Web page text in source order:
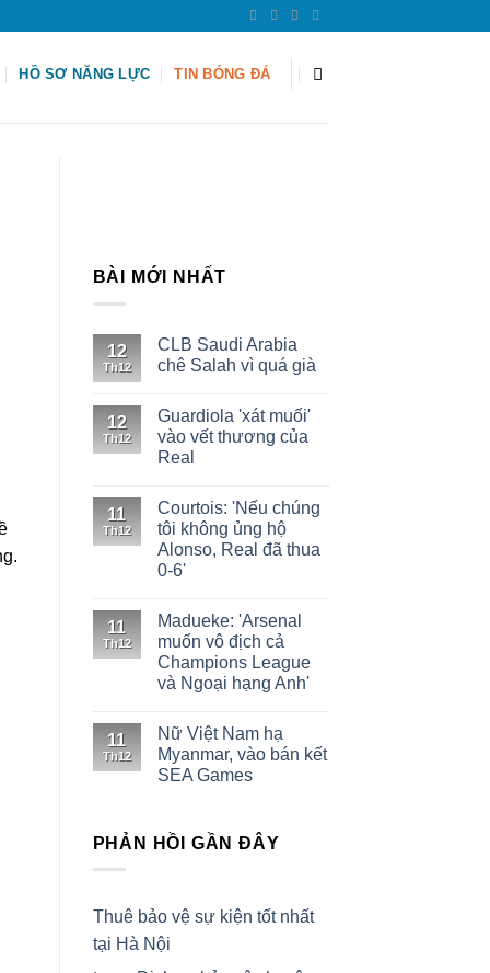
HỒ SƠ NĂNG LỰC TIN BÓNG ĐÁ
BÀI MỚI NHẤT
12
Th12
CLB Saudi Arabia
chê Salah vì quá già
12
Th12
Guardiola 'xát muối'
vào vết thương của
Real
11
Th12
Courtois: 'Nếu chúng
tôi không ủng hộ
Alonso, Real đã thua
0-6'
11
Th12
Madueke: 'Arsenal
muốn vô địch cả
Champions League
và Ngoại hạng Anh'
11
Th12
Nữ Việt Nam hạ
Myanmar, vào bán kết
SEA Games
PHẢN HỒI GẦN ĐÂY
Thuê bảo vệ sự kiện tốt nhất
tại Hà Nội